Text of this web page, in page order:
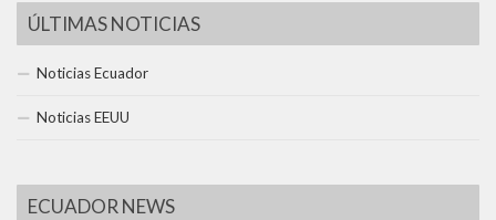
ÚLTIMAS NOTICIAS
Noticias Ecuador
Noticias EEUU
ECUADOR NEWS